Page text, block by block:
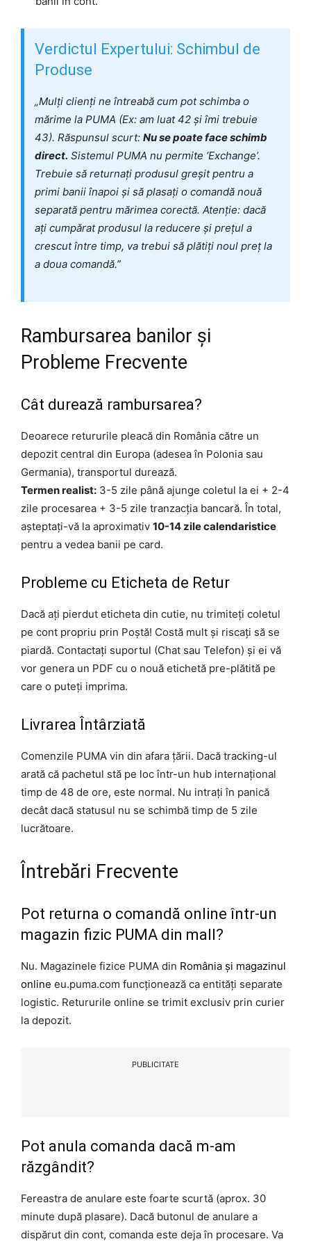
Verdictul Expertului: Schimbul de
Produse
„Mulți clienți ne întreabă cum pot schimba o
mărime la PUMA (Ex: am luat 42 și îmi trebuie
43). Răspunsul scurt: Nu se poate face schimb
direct. Sistemul PUMA nu permite ‘Exchange’.
Trebuie să returnați produsul greșit pentru a
primi banii înapoi și să plasați o comandă nouă
separată pentru mărimea corectă. Atenție: dacă
ați cumpărat produsul la reducere și prețul a
crescut între timp, va trebui să plătiți noul preț la
a doua comandă.”
Rambursarea banilor și
Probleme Frecvente
Cât durează rambursarea?
Deoarece retururile pleacă din România către un
depozit central din Europa (adesea în Polonia sau
Germania), transportul durează.
Termen realist: 3-5 zile până ajunge coletul la ei + 2-4
zile procesarea + 3-5 zile tranzacția bancară. În total,
așteptați-vă la aproximativ 10-14 zile calendaristice
pentru a vedea banii pe card.
Probleme cu Eticheta de Retur
Dacă ați pierdut eticheta din cutie, nu trimiteți coletul
pe cont propriu prin Poștă! Costă mult și riscați să se
piardă. Contactați suportul (Chat sau Telefon) și ei vă
vor genera un PDF cu o nouă etichetă pre-plătită pe
care o puteți imprima.
Livrarea Întârziată
Comenzile PUMA vin din afara țării. Dacă tracking-ul
arată că pachetul stă pe loc într-un hub internațional
timp de 48 de ore, este normal. Nu intrați în panică
decât dacă statusul nu se schimbă timp de 5 zile
lucrătoare.
Întrebări Frecvente
Pot returna o comandă online într-un
magazin fizic PUMA din mall?
Nu. Magazinele fizice PUMA din România și magazinul
online eu.puma.com funcționează ca entități separate
logistic. Retururile online se trimit exclusiv prin curier
la depozit.
PUBLICITATE
Pot anula comanda dacă m-am
răzgândit?
Fereastra de anulare este foarte scurtă (aprox. 30
minute după plasare). Dacă butonul de anulare a
dispărut din cont, comanda este deja în procesare. Va